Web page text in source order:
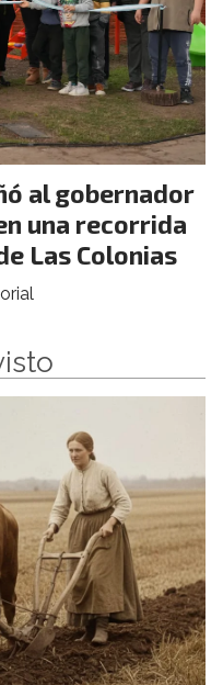
al gobernador
una recorrida
Las Colonias